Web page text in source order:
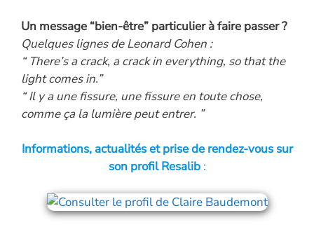
Un message “bien-être” particulier à faire passer ?
Quelques lignes de Leonard Cohen :
“ There’s a crack, a crack in everything, so that the
light comes in.”
“ Il y a une fissure, une fissure en toute chose,
comme ça la lumière peut entrer. ”
Informations, actualités et prise de rendez-vous sur
son profil Resalib: